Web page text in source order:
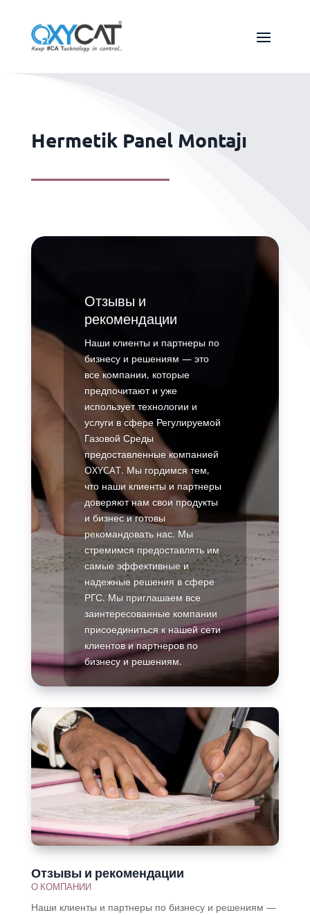
Hermetik Panel Montajı
Отзывы и
рекомендации
Наши клиенты и партнеры по
бизнесу и решениям — это
все компании, которые
предпочитают и уже
использует технологии и
услуги в сфере Регулируемой
Газовой Среды
предоставленные компанией
OXYCAT. Мы гордимся тем,
что наши клиенты и партнеры
доверяют нам свои продукты
и бизнес и готовы
рекомандовать нас. Мы
стремимся предоставлять им
самые эффективные и
надежные решения в сфере
РГС. Мы приглашаем все
заинтересованные компании
присоединиться к нашей сети
клиентов и партнеров по
бизнесу и решениям.
Подробнее
Отзывы и рекомендации
О КОМПАНИИ
Наши клиенты и партнеры по бизнесу и решениям —